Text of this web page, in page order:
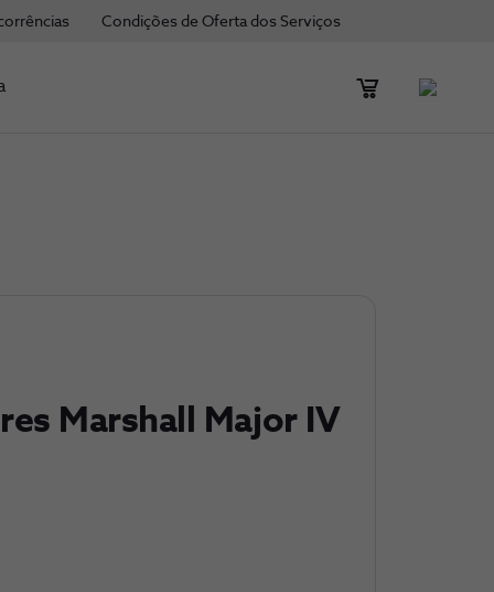
Condições de Oferta dos Serviços
Marshall Major IV